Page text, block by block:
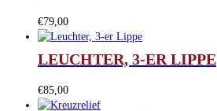
€79,00
LEUCHTER, 3-ER LIPPE
€85,00